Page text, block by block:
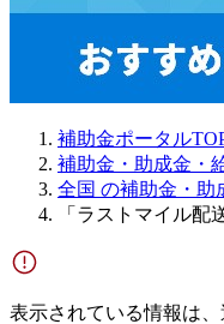
補助金ポータル
補助金・助成金・
全国 の補助金・助
「ラストマイル配
表示されている情報は